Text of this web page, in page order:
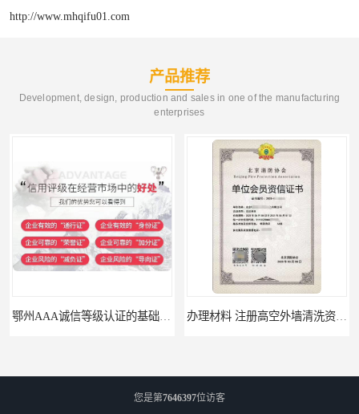
http://www.mhqifu01.com
产品推荐
Development, design, production and sales in one of the manufacturing
enterprises
您是第7646397位访客